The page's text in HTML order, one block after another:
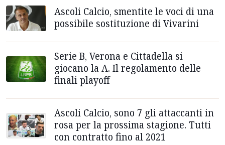
Ascoli Calcio, smentite le voci di una
possibile sostituzione di Vivarini
Serie B, Verona e Cittadella si
giocano la A. Il regolamento delle
finali playoff
Ascoli Calcio, sono 7 gli attaccanti in
rosa per la prossima stagione. Tutti
con contratto fino al 2021